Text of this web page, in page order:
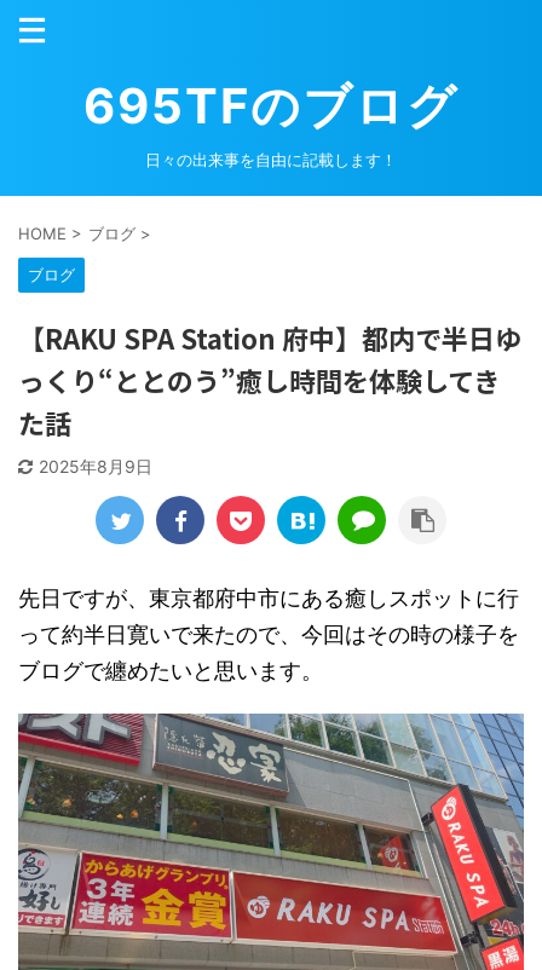
695TFのブログ
日々の出来事を自由に記載します！
HOME > ブログ >
ブログ
【RAKU SPA Station 府中】都内で半日ゆ
っくり“ととのう”癒し時間を体験してき
た話
2025年8月9日
先日ですが、東京都府中市にある癒しスポットに行
って約半日寛いで来たので、今回はその時の様子を
ブログで纏めたいと思います。